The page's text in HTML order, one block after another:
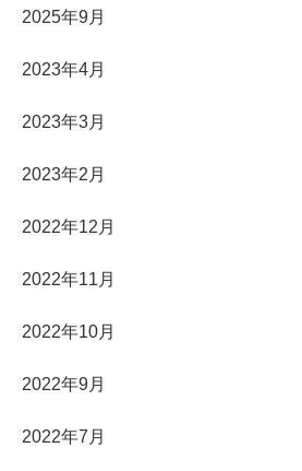
2025年9月
2023年4月
2023年3月
2023年2月
2022年12月
2022年11月
2022年10月
2022年9月
2022年7月